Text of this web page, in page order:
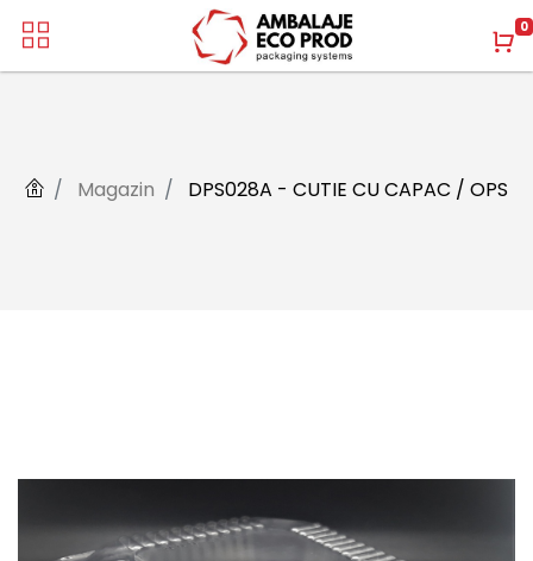
0
Magazin DPS028A - CUTIE CU CAPAC / OPS